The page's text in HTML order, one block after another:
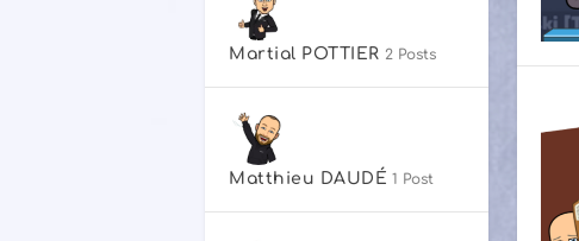
Martial POTTIER 2 Posts
Matthieu DAUDÉ 1 Post